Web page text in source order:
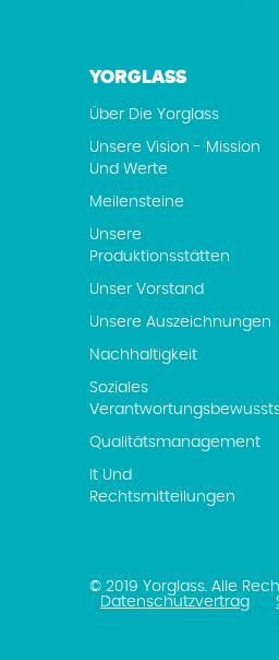
YORGLASS
Über Die Yorglass
Unsere Vision - Mission
Und Werte
Meilensteine
Unsere
Produktionsstätten
Unser Vorstand
Unsere Auszeichnungen
Nachhaltigkeit
Soziales
Qualitätsmanagement
It Und
Rechtsmitteilungen
© 2019 Yorglass. Alle
Datenschutzvertrag